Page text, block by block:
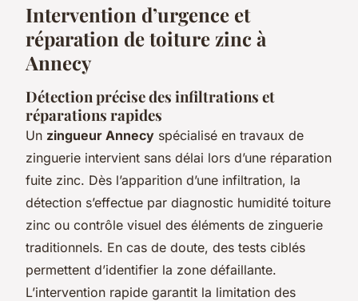
Intervention d’urgence et
réparation de toiture zinc à
Annecy
Détection précise des infiltrations et
réparations rapides
Un zingueur Annecy spécialisé en travaux de
zinguerie intervient sans délai lors d’une réparation
fuite zinc. Dès l’apparition d’une infiltration, la
détection s’effectue par diagnostic humidité toiture
zinc ou contrôle visuel des éléments de zinguerie
traditionnels. En cas de doute, des tests ciblés
permettent d’identifier la zone défaillante.
L’intervention rapide garantit la limitation des